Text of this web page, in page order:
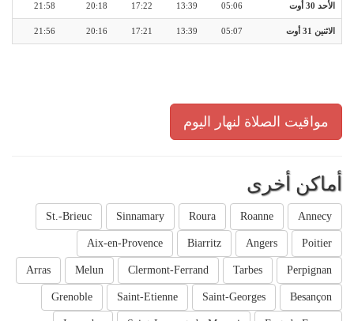
الأحد 30 أوت 05:06
13:39
17:22
20:18
21:58
الاثنين 31 أوت 05:07
13:39
17:21
20:16
21:56
مواقيت الصلاة لنهار اليوم
أماكن أخرى
Annecy
Roanne
Roura
Sinnamary
St.-Brieuc
Poitier
Angers
Biarritz
Aix-en-Provence
Perpignan
Tarbes
Clermont-Ferrand
Melun
Arras
Besançon
Saint-Georges
Saint-Etienne
Grenoble